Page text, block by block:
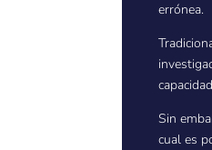
errónea.
Sin
cual es